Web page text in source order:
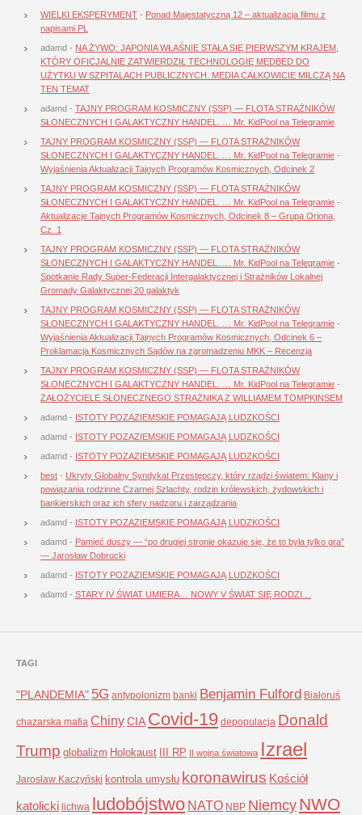
WIELKI EKSPERYMENT - Ponad Majestatyczną 12 – aktualizacja filmu z
napisami PL
adamd - NA ŻYWO: JAPONIA WŁAŚNIE STAŁA SIĘ PIERWSZYM KRAJEM,
KTÓRY OFICJALNIE ZATWIERDZIŁ TECHNOLOGIĘ MEDBED DO
UŻYTKU W SZPITALACH PUBLICZNYCH. MEDIA CAŁKOWICIE MILCZĄ NA
TEN TEMAT
adamd - TAJNY PROGRAM KOSMICZNY (SSP) — FLOTA STRAŻNIKÓW
SŁONECZNYCH I GALAKTYCZNY HANDEL. … Mr. KidPool na Telegramie
TAJNY PROGRAM KOSMICZNY (SSP) — FLOTA STRAŻNIKÓW
SŁONECZNYCH I GALAKTYCZNY HANDEL. … Mr. KidPool na Telegramie -
Wyjaśnienia Aktualizacji Tajnych Programów Kosmicznych, Odcinek 2
TAJNY PROGRAM KOSMICZNY (SSP) — FLOTA STRAŻNIKÓW
SŁONECZNYCH I GALAKTYCZNY HANDEL. … Mr. KidPool na Telegramie -
Aktualizacje Tajnych Programów Kosmicznych, Odcinek 8 – Grupa Oriona,
Cz. 1
TAJNY PROGRAM KOSMICZNY (SSP) — FLOTA STRAŻNIKÓW
SŁONECZNYCH I GALAKTYCZNY HANDEL. … Mr. KidPool na Telegramie -
Spotkanie Rady Super-Federacji Intergalaktycznej i Strażników Lokalnej
Gromady Galaktycznej 20 galaktyk
TAJNY PROGRAM KOSMICZNY (SSP) — FLOTA STRAŻNIKÓW
SŁONECZNYCH I GALAKTYCZNY HANDEL. … Mr. KidPool na Telegramie -
Wyjaśnienia Aktualizacji Tajnych Programów Kosmicznych, Odcinek 6 –
Proklamacja Kosmicznych Sądów na zgromadzeniu MKK – Recenzja
TAJNY PROGRAM KOSMICZNY (SSP) — FLOTA STRAŻNIKÓW
SŁONECZNYCH I GALAKTYCZNY HANDEL. … Mr. KidPool na Telegramie -
ZAŁOŻYCIELE SŁONECZNEGO STRAŻNIKA Z WILLIAMEM TOMPKINSEM
adamd - ISTOTY POZAZIEMSKIE POMAGAJĄ LUDZKOŚCI
adamd - ISTOTY POZAZIEMSKIE POMAGAJĄ LUDZKOŚCI
adamd - ISTOTY POZAZIEMSKIE POMAGAJĄ LUDZKOŚCI
best - Ukryty Globalny Syndykat Przestępczy, który rządzi światem: Klany i
powiązania rodzinne Czarnej Szlachty, rodzin królewskich, żydowskich i
bankierskich oraz ich sfery nadzoru i zarządzania
adamd - ISTOTY POZAZIEMSKIE POMAGAJĄ LUDZKOŚCI
adamd - Pamięć duszy — “po drugiej stronie okazuje się, że to była tylko gra”
— Jarosław Dobrucki
adamd - ISTOTY POZAZIEMSKIE POMAGAJĄ LUDZKOŚCI
adamd - STARY IV ŚWIAT UMIERA… NOWY V ŚWIAT SIĘ RODZI…
TAGI
"PLANDEMIA" 5G antypolonizm banki Benjamin Fulford Białoruś
chazarska mafia ChinyCIA Covid-19 depopulacja Donald
Trump globalizm Holokaust III RP II wojna światowa Izrael
Jarosław Kaczyński kontrola umysłu koronawirus Kościół
katolicki lichwa ludobójstwo NATO NBP NiemcyNWO